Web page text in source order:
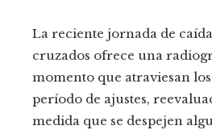
La reciente jornada de
cruzados ofrece una
momento que atraviesan
período de ajustes,
medida que se despejen